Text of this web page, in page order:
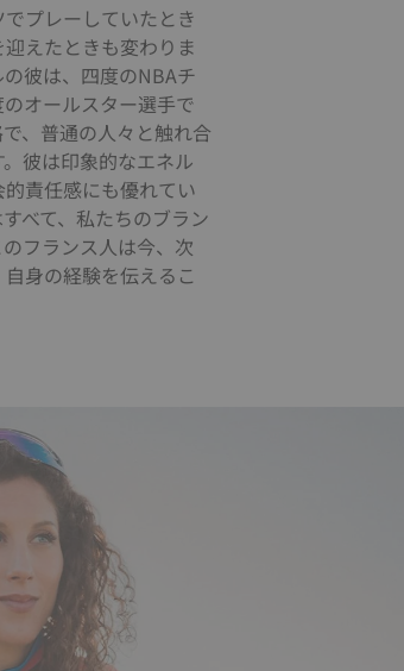
プレーしていたとき
えたときも変わりま
彼は、四度のNBAチ
オールスター選手で
、普通の人々と触れ合
彼は印象的なエネル
責任感にも優れてい
べて、私たちのブラン
フランス人は今、次
身の経験を伝えるこ